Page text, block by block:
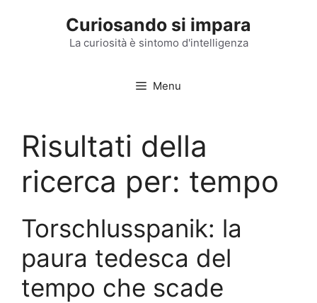
Curiosando si impara
La curiosità è sintomo d'intelligenza
Menu
Risultati della
ricerca per: tempo
Torschlusspanik: la
paura tedesca del
tempo che scade